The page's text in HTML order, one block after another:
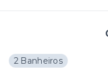
2 Banheiros